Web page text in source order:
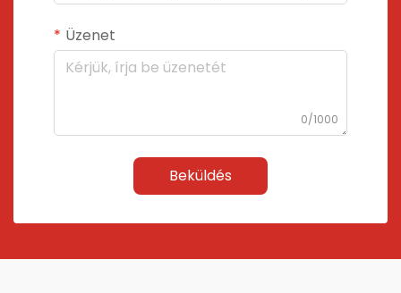
Üzenet
0/1000
Beküldés